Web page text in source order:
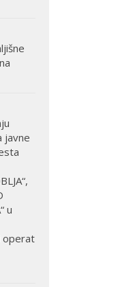
javne
u
operat